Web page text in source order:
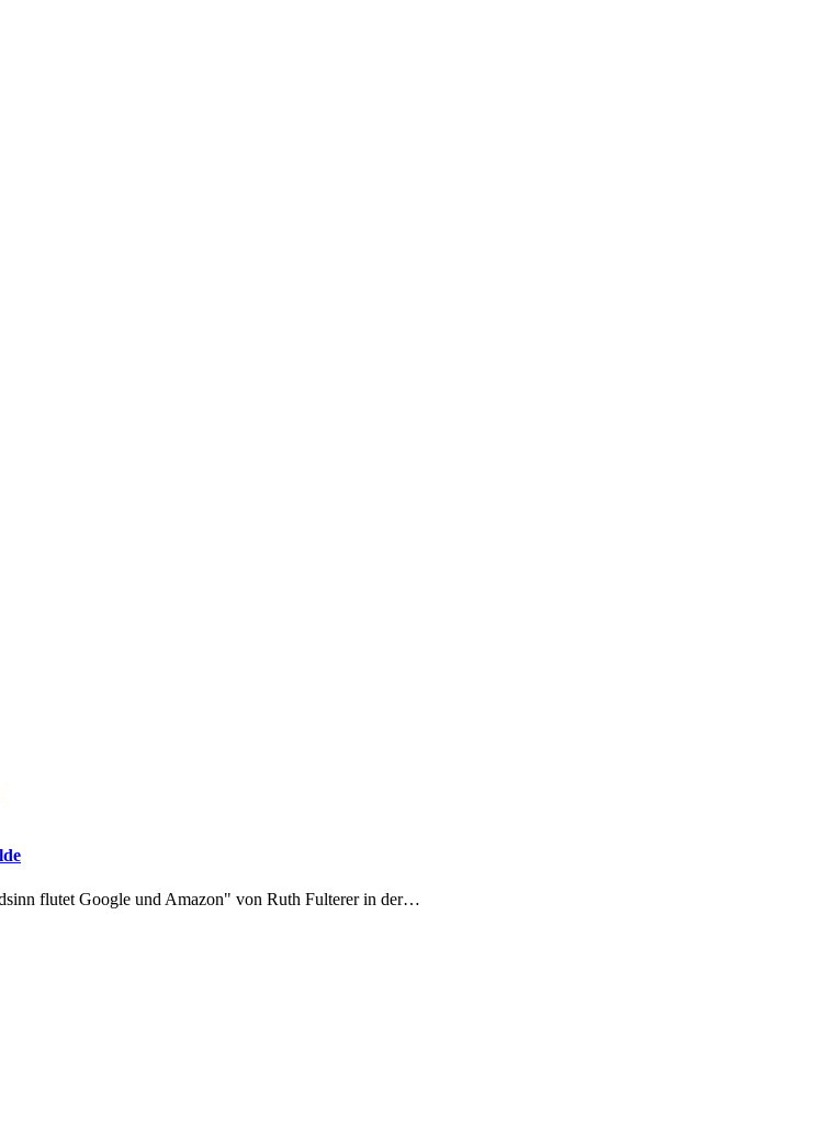
flutet Google und Amazon" von Ruth Fulterer in der…